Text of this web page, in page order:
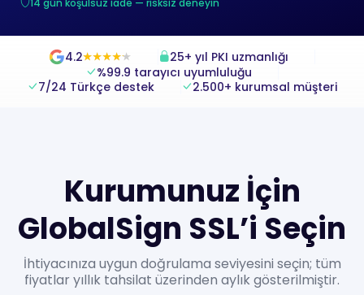
4.2★
★★
★★
★★
★★
★
25+ yıl PKI uzmanlığı
%99.9 tarayıcı uyumluluğu
7/24 Türkçe destek
2.500+ kurumsal müşteri
Kurumunuz İçin
GlobalSign SSL’i Seçin
İhtiyacınıza uygun doğrulama seviyesini seçin; tüm
fiyatlar yıllık tahsilat üzerinden aylık gösterilmiştir.